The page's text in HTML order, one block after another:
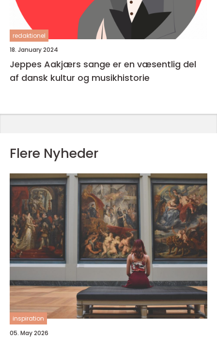
redaktionel
18. January 2024
Jeppes Aakjærs sange er en væsentlig del
af dansk kultur og musikhistorie
Flere Nyheder
inspiration
05. May 2026